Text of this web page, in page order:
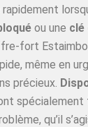
ou une clé
fort
même en
précieux.
spécialement
qu’il